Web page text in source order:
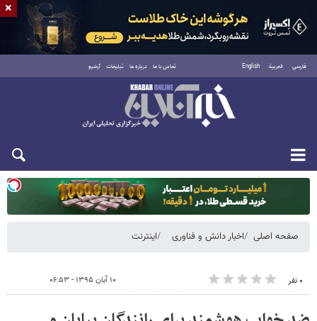
فارسی العربية English تماس با ما درباره ما تبلیغات آرشیو
یکشنبه ۱۸ مرداد ۱۴۰۵
صفحه اصلی اخبار دانش و فناوری اینترنت
۰ نفر ۱۰ آبان ۱۳۹۵ - ۰۶:۵۳
×